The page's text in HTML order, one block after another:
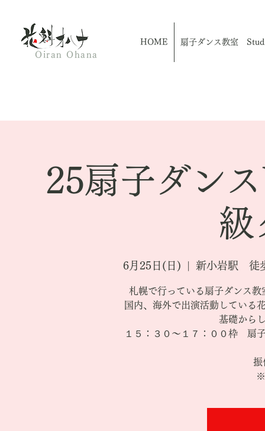
Oiran Ohana
HOME 扇子ダンス教室
25扇子ダン
級
6月25日(日) 新小岩駅 徒
札幌で行っている扇子ダンス
国内、海外で出演活動している
基礎から
１５：３０～１７：００枠 扇
振
※